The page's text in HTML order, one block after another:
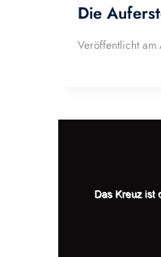
Die
Veröffentlicht am